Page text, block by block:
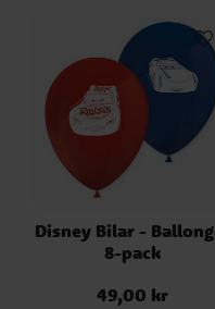
x 28 cm
Disney Bilar -
8-pack
Pris:49,00 kr
49,00 kr